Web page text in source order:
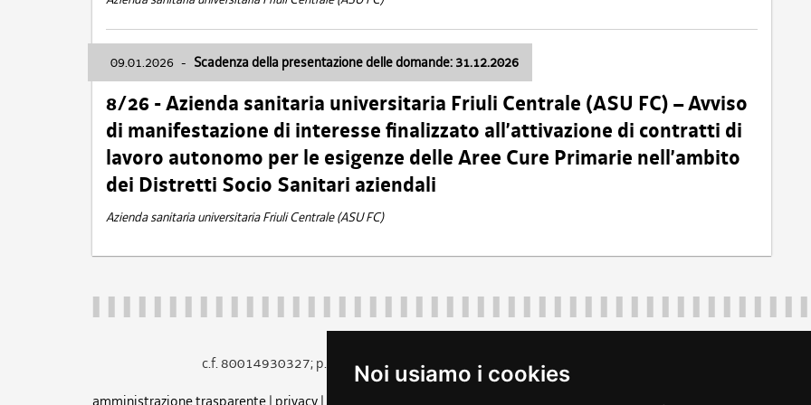
Noi usiamo i cookies
09.01.2026 - Scadenza della presentazione delle domande: 31.12.2026
8/26 - Azienda sanitaria universitaria Friuli Centrale (ASU FC) – Avviso
di manifestazione di interesse finalizzato all’attivazione di contratti di
lavoro autonomo per le esigenze delle Aree Cure Primarie nell’ambito
dei Distretti Socio Sanitari aziendali
Azienda sanitaria universitaria Friuli Centrale (ASU FC)
c.f. 80014930327; p.iva 00526040324
piazza Unità d'Italia 1 Trieste
amministrazione trasparente| privacy| dichiarazione di accessibilità